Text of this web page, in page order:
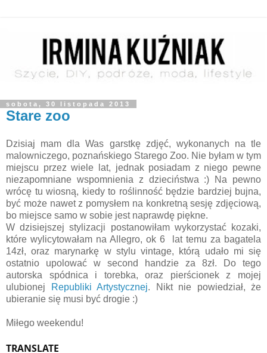
sobota, 30 listopada 2013
Stare zoo
Dzisiaj mam dla Was garstkę zdjęć, wykonanych na tle
malowniczego, poznańskiego Starego Zoo. Nie byłam w tym
miejscu przez wiele lat, jednak posiadam z niego pewne
niezapomniane wspomnienia z dzieciństwa :) Na pewno
wrócę tu wiosną, kiedy to roślinność będzie bardziej bujna,
być może nawet z pomysłem na konkretną sesję zdjęciową,
bo miejsce samo w sobie jest naprawdę piękne.
W dzisiejszej stylizacji postanowiłam wykorzystać kozaki,
które wylicytowałam na Allegro, ok 6 lat temu za bagatela
14zł, oraz marynarkę w stylu vintage, którą udało mi się
ostatnio upolować w second handzie za 8zł. Do tego
autorska spódnica i torebka, oraz pierścionek z mojej
ulubionej
Republiki Artystycznej. Nikt nie powiedział, że
ubieranie się musi być drogie :)
Miłego weekendu!
TRANSLATE